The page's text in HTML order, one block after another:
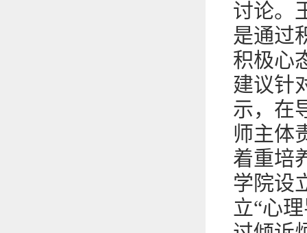
讨论。
是通过
积极心
建议针
示，在
师主体
着重培
学院设
立“心